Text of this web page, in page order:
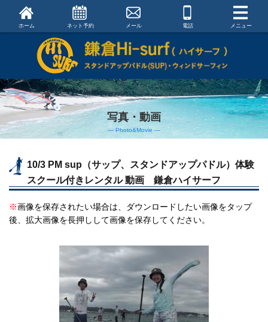
ホーム ネット予約 メール 電話 メニュー
写真・動画
― Photo&Movie ―
10/3 PM sup（サップ、スタンドアップパドル）体験
スクール付きレンタル 動画 鎌倉ハイサーフ
※画像を保存されたい場合は、ダウンロードしたい画像をタップ
後、拡大画像を長押しして画像を保存してください。